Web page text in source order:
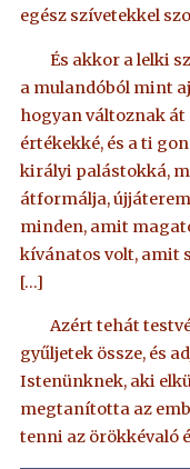
egész szívetekkel
És akkor a lelki
a mulandóból mint
hogyan változnak
értékekké, és a ti
királyi palástokká,
átformálja,
minden, amit
kívánatos volt, amit
[…]
Azért tehát
gyűljetek össze, és
Istenünknek, aki
megtanította az
tenni az örökkévaló